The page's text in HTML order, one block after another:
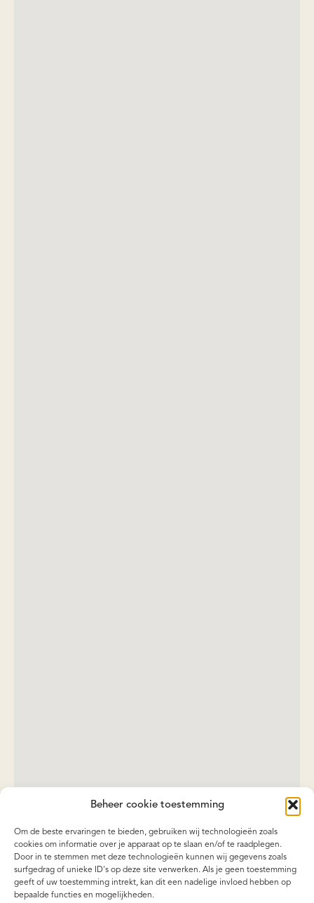
Beheer cookie toestemming
Om de beste ervaringen te bieden, gebruiken wij technologieën zoals
cookies om informatie over je apparaat op te slaan en/of te raadplegen.
Door in te stemmen met deze technologieën kunnen wij gegevens zoals
surfgedrag of unieke ID's op deze site verwerken. Als je geen toestemming
geeft of uw toestemming intrekt, kan dit een nadelige invloed hebben op
bepaalde functies en mogelijkheden.